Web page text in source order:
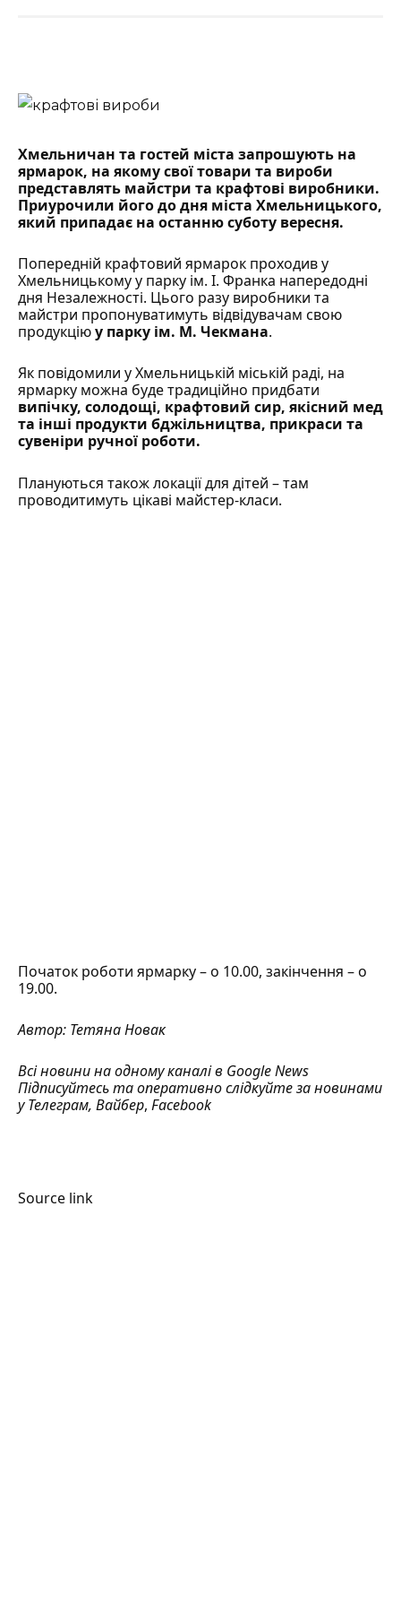
Хмельничан та гостей міста запрошують на
ярмарок, на якому свої товари та вироби
представлять майстри та крафтові виробники.
Приурочили його до дня міста Хмельницького,
який припадає на останню суботу вересня.
Попередній крафтовий ярмарок проходив у
Хмельницькому у парку ім. І. Франка напередодні
дня Незалежності. Цього разу виробники та
майстри пропонуватимуть відвідувачам свою
продукціюу парку ім. М. Чекмана.
Як повідомили уХмельницькій міській раді, на
ярмарку можна буде традиційно придбати
випічку, солодощі, крафтовий сир, якісний мед
та інші продукти бджільництва, прикраси та
сувеніри ручної роботи.
Плануються також локації для дітей – там
проводитимуть цікаві майстер-класи.
Початок роботи ярмарку – о 10.00, закінчення – о
19.00.
Автор: Тетяна Новак
Всі новини на одному каналі в Google News
Підписуйтесь та оперативно слідкуйте за новинами
уТелеграм, Вайбер, Facebook
Source link